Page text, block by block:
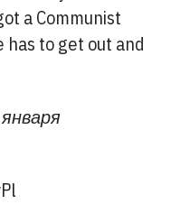
a Communist
to get out and